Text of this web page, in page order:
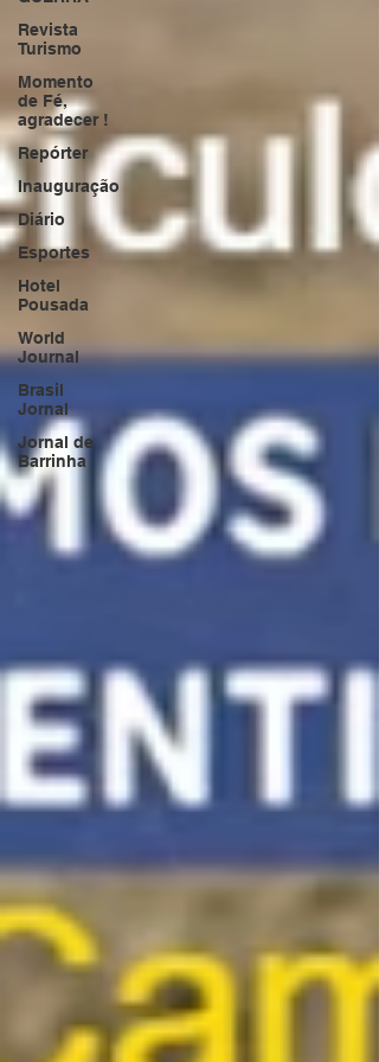
Revista
Turismo
Momento
de Fé,
agradecer !
Repórter
Inauguração
Diário
Esportes
Hotel
Pousada
World
Journal
Brasil
Jornal
Jornal de
Barrinha